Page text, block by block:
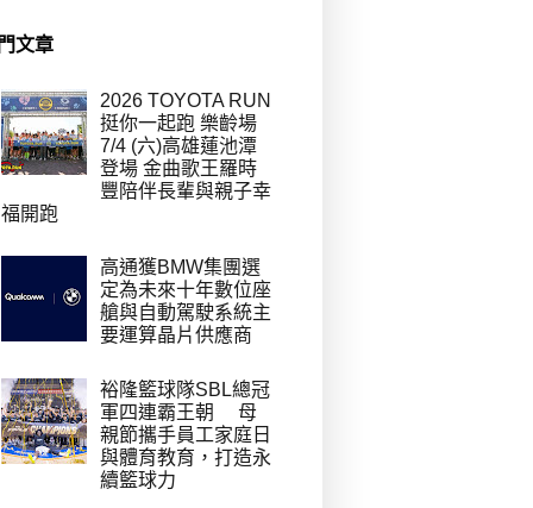
文章
2026 TOYOTA RUN
挺你一起跑 樂齡場
7/4 (六)高雄蓮池潭
登場 金曲歌王羅時
豐陪伴長輩與親子幸
福開跑
高通獲BMW集團選
定為未來十年數位座
艙與自動駕駛系統主
要運算晶片供應商
裕隆籃球隊SBL總冠
軍四連霸王朝 母
親節攜手員工家庭日
與體育教育，打造永
續籃球力